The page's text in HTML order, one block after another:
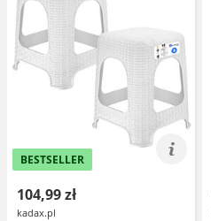
BESTSELLER
104,99 zł
kadax.pl